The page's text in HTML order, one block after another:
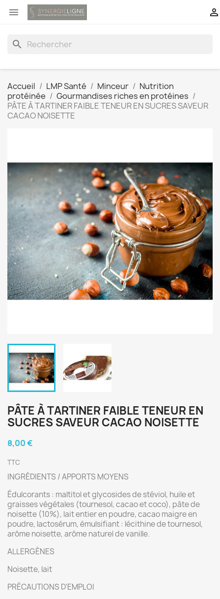
 
search
Accueil LMP Santé Minceur
Nutrition
protéinée
Gourmandises riches en protéines
PÂTE À TARTINER FAIBLE TENEUR EN SUCRES SAVEUR
CACAO NOISETTE
PÂTE À TARTINER FAIBLE TENEUR EN
SUCRES SAVEUR CACAO NOISETTE
8,00 €
TTC
INGRÉDIENTS / APPORTS MOYENS
Édulcorants : maltitol et glycosides de stéviol, huile et
graisses végétales (tournesol, cacao et coco), pâte de
noisette (10%), lait entier en poudre, cacao maigre en
poudre, lactosérum, émulsifiant : lécithine de tournesol,
arôme noisette, arôme naturel de vanille.
ALLERGÈNES
Noisette, lait
PRÉCAUTIONS D'EMPLOI